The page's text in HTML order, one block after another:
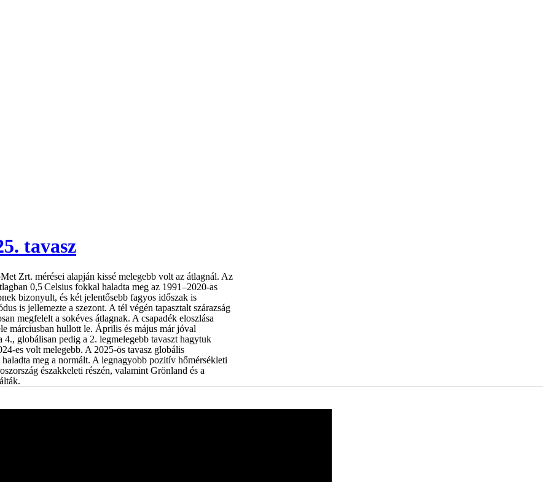
tavasz
Zrt. mérései alapján kissé melegebb volt az átlagnál. Az
0,5 Celsius fokkal haladta meg az 1991–2020-as
bizonyult, és két jelentősebb fagyos időszak is
is jellemezte a szezont. A tél végén tapasztalt szárazság
megfelelt a sokéves átlagnak. A csapadék eloszlása
márciusban hullott le. Április és május már jóval
4., globálisan pedig a 2. legmelegebb tavaszt hagytuk
es volt melegebb. A 2025-ös tavasz globális
meg a normált. A legnagyobb pozitív hőmérsékleti
északkeleti részén, valamint Grönland és a